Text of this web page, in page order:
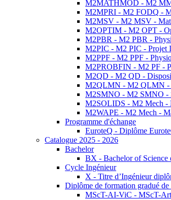
M2MATHMOD - M2
M2MPRI - M2 FODQ -
M2MSV - M2 MSV -
M2OPTIM - M2 OPT -
M2PBR - M2 PBR -
M2PIC - M2 PIC - Projet
M2PPF - M2 PPF -
M2PROBFIN - M2 PF -
M2QD - M2 QD -
M2QLMN - M2 QLMN -
M2SMNO - M2 SMNO -
M2SOLIDS - M2 Mech -
M2WAPE - M2 Mech -
Programme d'échange
EuroteQ - Diplôme
Catalogue 2025 - 2026
Bachelor
BX - Bachelor of Science
Cycle Ingénieur
X - Titre d’Ingénieur
Diplôme de formation gradué
MScT-AI-ViC - MScT-